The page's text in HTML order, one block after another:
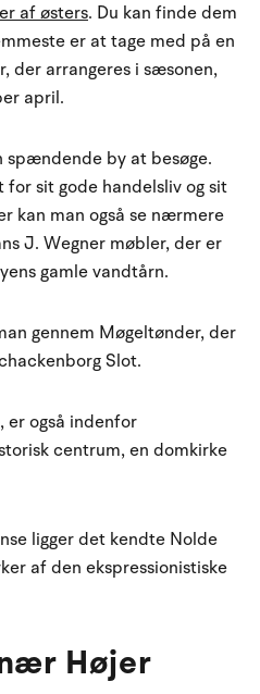
af østers. Du kan finde dem
er at tage med på en
der arrangeres i sæsonen,
april.
spændende by at besøge.
sit gode handelsliv og sit
kan man også se nærmere
J. Wegner møbler, der er
gamle vandtårn.
gennem Møgeltønder, der
Slot.
er også indenfor
centrum, en domkirke
ligger det kendte Nolde
af den ekspressionistiske
Højer